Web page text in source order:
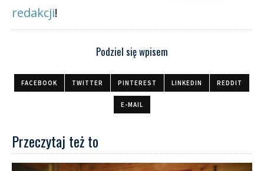
redakcji!
Podziel się wpisem
FACEBOOK TWITTER PINTEREST LINKEDIN REDDIT
E-MAIL
Przeczytaj też to